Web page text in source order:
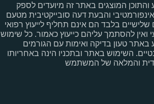
והתוכן המוצגים באתר זה מיועדים לספק
והבעת דעה סובייקטיבית מטעם
שלישיים בלבד הם אינם תחליף לייעוץ רפואי
ואין להסתמך עליהם כייעוץ כאמור. כל שימוש
באתר טעון בדיקה ואימות עם הגורמים
השימוש באתר ובתכניו הינה באחריותו
והמלאה של המשתמש